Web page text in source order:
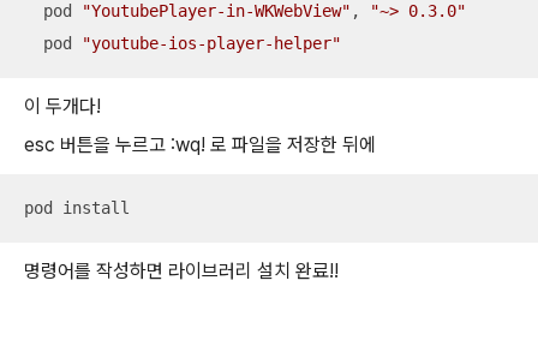
  pod
"YoutubePlayer-in-WKWebView" ,
"~> 0.3.0"
  pod
"youtube-ios-player-helper"
이 두개다!
esc 버튼을 누르고 :wq! 로 파일을 저장한 뒤에
pod install
명령어를 작성하면 라이브러리 설치 완료!!